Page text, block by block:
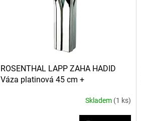
ROSENTHAL LAPP ZAHA HADID
Váza platinová 45 cm +
Skladem (1 ks)